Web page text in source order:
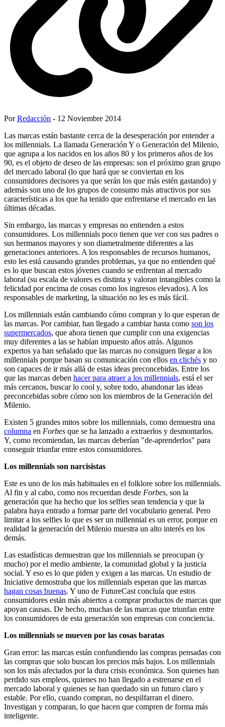
PorRedacción - 12 Noviembre 2014
Las marcas están bastante cerca de la desesperación por entender a
los millennials. La llamada Generación Y o Generación del Milenio,
que agrupa a los nacidos en los años 80 y los primeros años de los
90, es el objeto de deseo de las empresas: son el próximo gran grupo
del mercado laboral (lo que hará que se conviertan en los
consumidores decisores ya que serán los que más estén gastando) y
además son uno de los grupos de consumo más atractivos por sus
características a los que ha tenido que enfrentarse el mercado en las
últimas décadas.
Sin embargo, las marcas y empresas no entienden a estos
consumidores. Los millennials poco tienen que ver con sus padres o
sus hermanos mayores y son diametralmente diferentes a las
generaciones anteriores. A los responsables de recursos humanos,
esto les está causando grandes problemas, ya que no entienden qué
es lo que buscan estos jóvenes cuando se enfrentan al mercado
laboral (su escala de valores es distinta y valoran intangibles como la
felicidad por encima de cosas como los ingresos elevados). A los
responsables de marketing, la situación no les es más fácil.
Los millennials están cambiando cómo compran y lo que esperan de
las marcas. Por cambiar, han llegado a cambiar hasta como son los
supermercados, que ahora tienen que cumplir con una exigencias
muy diferentes a las se habían impuesto años atrás. Algunos
expertos ya han señalado que las marcas no consiguen llegar a los
millennials porque basan su comunicación con ellos en clichés y no
son capaces de ir más allá de estas ideas preconcebidas. Entre los
que las marcas deben hacer para atraer a los millennials, está el ser
más cercanos, buscar lo cool y, sobre todo, abandonar las ideas
preconcebidas sobre cómo son los miembros de la Generación del
Milenio.
Existen 5 grandes mitos sobre los millennials, como demuestra una
columna en Forbes que se ha lanzado a extraerlos y desmontarlos.
Y, como recomiendan, las marcas deberían "de-aprenderlos" para
conseguir triunfar entre estos consumidores.
Los millennials son narcisistas
Este es uno de los más habituales en el folklore sobre los millennials.
Al fin y al cabo, como nos recuerdan desde Forbes, son la
generación que ha hecho que los selfies sean tendencia y que la
palabra haya entrado a formar parte del vocabulario general. Pero
limitar a los selfies lo que es ser un millennial es un error, porque en
realidad la generación del Milenio muestra un alto interés en los
demás.
Las estadísticas demuestran que los millennials se preocupan (y
mucho) por el medio ambiente, la comunidad global y la justicia
social. Y eso es lo que piden y exigen a las marcas. Un estudio de
Iniciative demostraba que los millennials esperan que las marcas
hagan cosas buenas. Y uno de FutureCast concluía que estos
consumidores están más abiertos a comprar productos de marcas que
apoyan causas. De hecho, muchas de las marcas que triunfan entre
los consumidores de esta generación son empresas con conciencia.
Los millennials se mueven por las cosas baratas
Gran error: las marcas están confundiendo las compras pensadas con
las compras que solo buscan los precios más bajos. Los millennials
son los más afectados por la dura crisis económica. Son quienes han
perdido sus empleos, quienes no han llegado a estrenarse en el
mercado laboral y quienes se han quedado sin un futuro claro y
estable. Por ello, cuando compran, no despilfarran el dinero.
Investigan y comparan, lo que hacen que compren de forma más
inteligente.